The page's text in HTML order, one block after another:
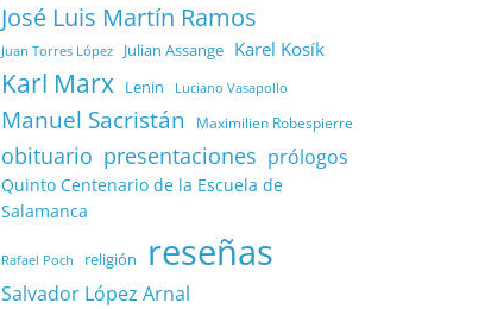
José Luis Martín Ramos
Juan Torres López Julian Assange Karel Kosík
Karl Marx Lenin Luciano Vasapollo
Manuel Sacristán Maximilien Robespierre
obituario presentaciones prólogos
Quinto Centenario de la Escuela de
Salamanca
Rafael Poch religión reseñas
Salvador López Arnal